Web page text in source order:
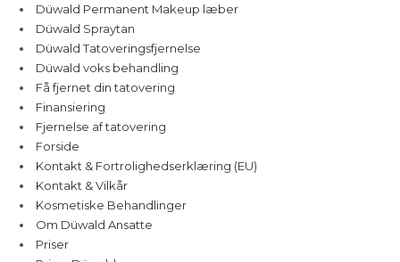
Düwald Permanent Makeup læber
Düwald Spraytan
Düwald Tatoveringsfjernelse
Düwald voks behandling
Få fjernet din tatovering
Finansiering
Fjernelse af tatovering
Forside
Kontakt & Fortrolighedserklæring (EU)
Kontakt & Vilkår
Kosmetiske Behandlinger
Om Düwald Ansatte
Priser